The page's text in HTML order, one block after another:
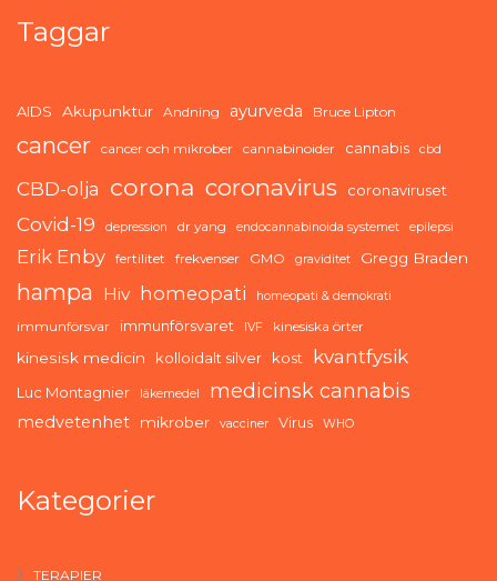
Taggar
AIDS Akupunktur Andning ayurveda Bruce Lipton
cancer cancer och mikrober cannabinoider cannabis cbd
CBD-olja corona coronavirus coronaviruset
Covid-19 depression dr yang endocannabinoida systemet epilepsi
Erik Enby fertilitet frekvenser GMO graviditet Gregg Braden
hampa Hiv homeopati homeopati & demokrati
immunförsvar immunförsvaret IVF kinesiska örter
kinesisk medicin kolloidalt silver kost kvantfysik
Luc Montagnier läkemedel medicinsk cannabis
medvetenhet mikrober vacciner Virus WHO
Kategorier
TERAPIER